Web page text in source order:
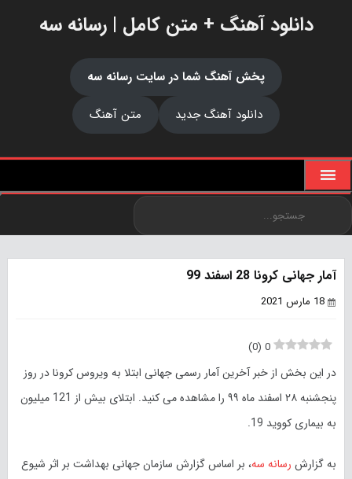
دانلود آهنگ + متن کامل | رسانه سه
پخش آهنگ شما در سایت رسانه سه
دانلود آهنگ جدید
متن آهنگ
آمار جهانی کرونا 28 اسفند 99
18 مارس 2021
0
(
0
)
در این بخش از خبر آخرین آمار رسمی جهانی ابتلا به ویروس کرونا در روز
پنجشنبه ۲۸ اسفند ماه ۹۹ را مشاهده می کنید. ابتلای بیش از 121 میلیون
به بیماری کووید 19.
به گزارش رسانه سه، بر اساس گزارش سازمان جهانی بهداشت بر اثر شیوع